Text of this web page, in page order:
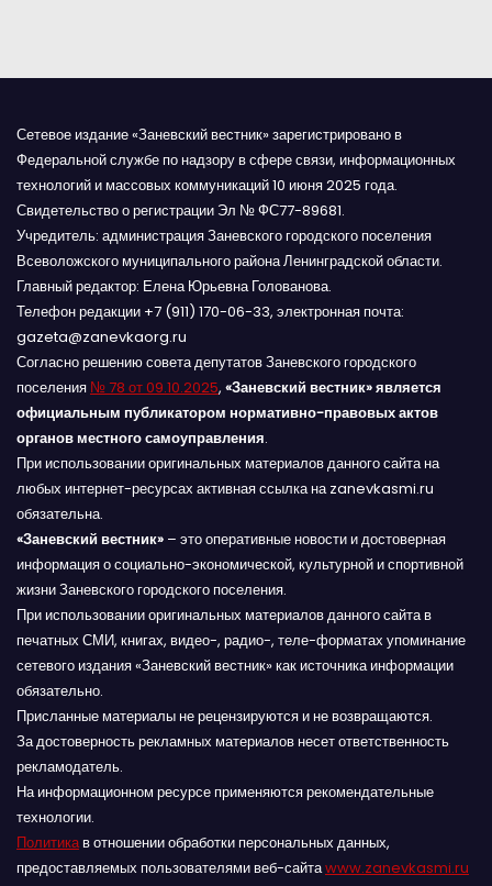
Сетевое издание «Заневский вестник» зарегистрировано в
Федеральной службе по надзору в сфере связи, информационных
технологий и массовых коммуникаций 10 июня 2025 года.
Свидетельство о регистрации Эл № ФС77-89681.
Учредитель: администрация Заневского городского поселения
Всеволожского муниципального района Ленинградской области.
Главный редактор: Елена Юрьевна Голованова.
Телефон редакции +7 (911) 170-06-33, электронная почта:
gazeta@zanevkaorg.ru
Согласно решению совета депутатов Заневского городского
поселения № 78 от 09.10.2025, «Заневский вестник» является
официальным публикатором нормативно-правовых актов
органов местного самоуправления.
При использовании оригинальных материалов данного сайта на
любых интернет-ресурсах активная ссылка на zanevkasmi.ru
обязательна.
«Заневский вестник» – это оперативные новости и достоверная
информация о социально-экономической, культурной и спортивной
жизни Заневского городского поселения.
При использовании оригинальных материалов данного сайта в
печатных СМИ, книгах, видео-, радио-, теле-форматах упоминание
сетевого издания «Заневский вестник» как источника информации
обязательно.
Присланные материалы не рецензируются и не возвращаются.
За достоверность рекламных материалов несет ответственность
рекламодатель.
На информационном ресурсе применяются рекомендательные
технологии.
Политикав отношении обработки персональных данных,
предоставляемых пользователями веб-сайтаwww.zanevkasmi.ru